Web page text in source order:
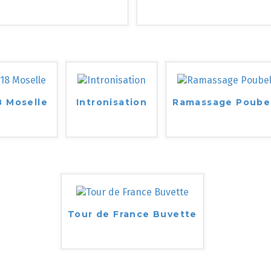
Moselle Intronisation Ramassage
Tour de France Buvette